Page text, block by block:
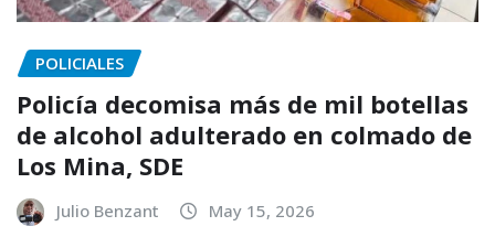
POLICIALES
Policía decomisa más de mil botellas
de alcohol adulterado en colmado de
Los Mina, SDE
Julio Benzant May 15, 2026